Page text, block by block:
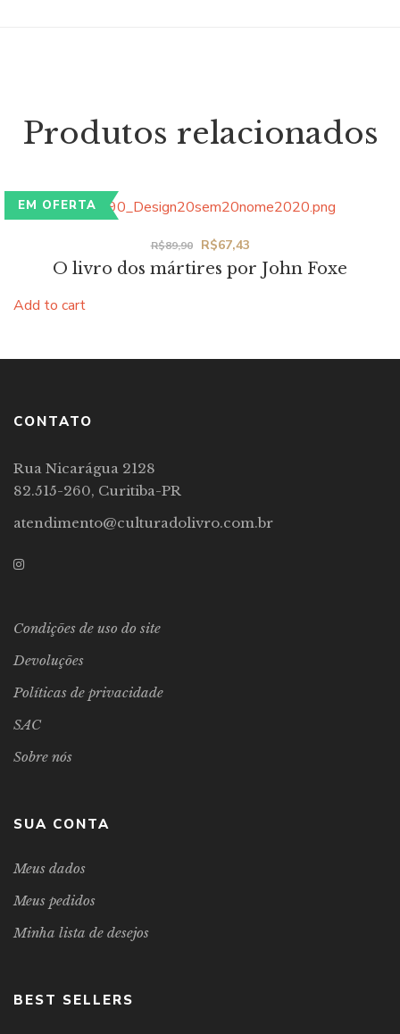
Produtos relacionados
EM OFERTA
O livro dos mártires por John Foxe
R$89,90
Original
price
R$67,43Current
price
Add to cart
CONTATO
Rua Nicarágua 2128
82.515-260, Curitiba-PR
atendimento@culturadolivro.com.br
Condições de uso do site
Devoluções
Políticas de privacidade
SAC
Sobre nós
SUA CONTA
Meus dados
Meus pedidos
Minha lista de desejos
BEST SELLERS